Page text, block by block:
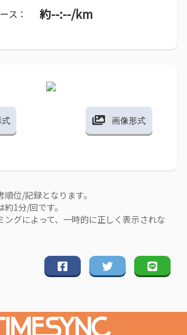
ス： 約--:--/km
式 画像形式
位/記録となります。
1分/回です。
グによって、一時的に正しく表示されな